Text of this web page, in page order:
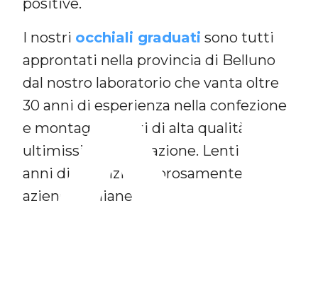
I nostri occhiali graduati sono tutti
approntati nella provincia di Belluno
dal nostro laboratorio che vanta oltre
30 anni di esperienza nella confezione
e montaggio lenti di alta qualità ed
ultimissima generazione. Lenti con 2
anni di garanzia, rigorosamente di
aziende italiane.